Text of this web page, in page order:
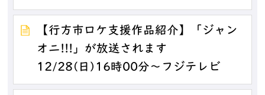
【行方市ロケ支援作品紹介】「ジャン
オニ!!!」が放送されます
12/28(日)16時00分～フジテレビ